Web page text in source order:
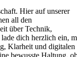
Hier auf unserer
all den
über Technik,
dich herzlich ein,
Klarheit und digitalen
bewusste Haltung,